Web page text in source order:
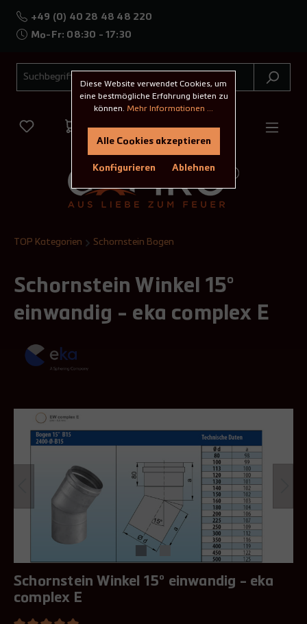
+49 (0) 40 28 48 48 220
Mo-Fr: 08:30 - 17:30
TOP Kategorien Schornstein Bogen
Schornstein Winkel 15°
einwandig - eka complex E
Schornstein Winkel 15° einwandig - eka
complex E
Diese Website verwendet Cookies, um
eine bestmögliche Erfahrung bieten zu
können. Mehr Informationen ...
Ablehnen
Konfigurieren
Alle Cookies akzeptieren